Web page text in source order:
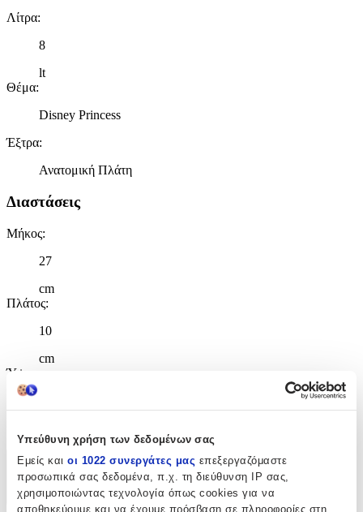
Υπεύθυνη χρήση των δεδομένων σας
Εμείς και οι 1022 συνεργάτες μας επεξεργαζόμαστε
προσωπικά σας δεδομένα, π.χ. τη διεύθυνση IP σας,
χρησιμοποιώντας τεχνολογία όπως cookies για να
αποθηκεύουμε και να έχουμε πρόσβαση σε πληροφορίες στη
Λίτρα:
8
lt
Θέμα:
Disney Princess
Έξτρα:
Ανατομική Πλάτη
Διαστάσεις
Μήκος:
27
cm
Πλάτος:
10
cm
Ύψος
Χαρακτηριστικά
+